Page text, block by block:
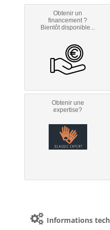
Obtenir un
financement ?
Bientôt disponible...
Obtenir une
expertise?
Informations